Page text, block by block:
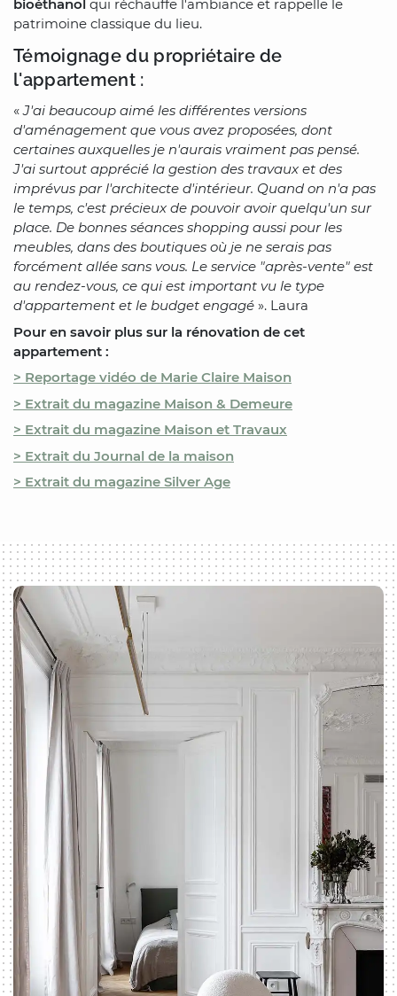
bioéthanol qui réchauffe l'ambiance et rappelle le
patrimoine classique du lieu.
Témoignage du propriétaire de
l'appartement :
«J'ai beaucoup aimé les différentes versions
d'aménagement que vous avez proposées, dont
certaines auxquelles je n'aurais vraiment pas pensé.
J'ai surtout apprécié la gestion des travaux et des
imprévus par l'architecte d'intérieur. Quand on n'a pas
le temps, c'est précieux de pouvoir avoir quelqu'un sur
place. De bonnes séances shopping aussi pour les
meubles, dans des boutiques où je ne serais pas
forcément allée sans vous. Le service "après-vente" est
au rendez-vous, ce qui est important vu le type
d'appartement et le budget engagé ». Laura
Pour en savoir plus sur la rénovation de cet
appartement :
> Reportage vidéo de Marie Claire Maison
> Extrait du magazine Maison & Demeure
> Extrait du magazine Maison et Travaux
> Extrait du Journal de la maison
> Extrait du magazine Silver Age